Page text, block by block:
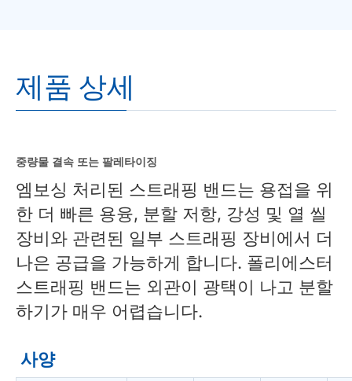
제품 상세
중량물 결속 또는 팔레타이징
엠보싱 처리된 스트래핑 밴드는 용접을 위
한 더 빠른 용융, 분할 저항, 강성 및 열 씰
장비와 관련된 일부 스트래핑 장비에서 더
나은 공급을 가능하게 합니다. 폴리에스터
스트래핑 밴드는 외관이 광택이 나고 분할
하기가 매우 어렵습니다.
사양